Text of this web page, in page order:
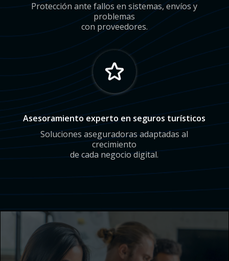
Protección ante fallos en sistemas, envíos y
problemas
con proveedores.
Asesoramiento experto en seguros turísticos
Soluciones aseguradoras adaptadas al
crecimiento
de cada negocio digital.